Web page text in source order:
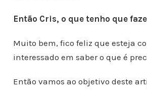
Então Cris, o que tenho que
Muito bem, fico feliz que esteja
interessado em saber o que é
Então vamos ao objetivo deste